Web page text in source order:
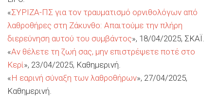
«ΣΥΡΙΖΑ-ΠΣ για τον τραυματισμό ορνιθολόγων από
λαθροθήρες στη Ζάκυνθο: Απαιτούμε την πλήρη
διερεύνηση αυτού του συμβάντος», 18/04/2025, ΣΚΑΪ.
«Αν θέλετε τη ζωή σας, μην επιστρέψετε ποτέ στο
Κερί», 23/04/2025, Καθημερινή.
«Η εαρινή σύναξη των λαθροθήρων», 27/04/2025,
Καθημερινή.